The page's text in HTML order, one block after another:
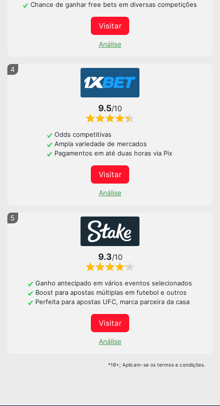
Chance de ganhar free bets em diversas competições
Visitar
Análise
4
9.5/10
Odds competitivas
Ampla variedade de mercados
Pagamentos em até duas horas via Pix
Visitar
Análise
5
9.3/10
Ganho antecipado em vários eventos selecionados
Boost para apostas múltiplas em futebol e outros
Perfeita para apostas UFC, marca parceira da casa
Visitar
Análise
*18+; Aplicam-se os termos e condições.